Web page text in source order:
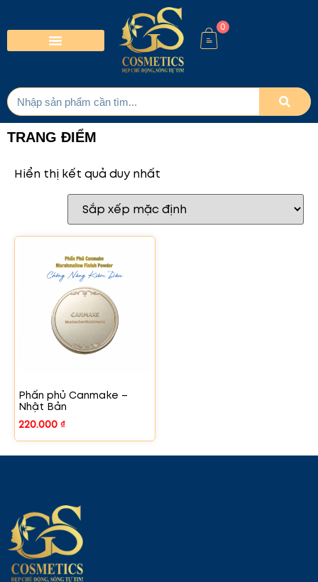
0
TRANG ĐIỂM
Hiển thị kết quả duy nhất
Phấn phủ Canmake –
Nhật Bản
220.000 ₫